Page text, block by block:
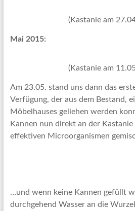
(Kastanie am
Mai 2015:
(Kastanie am
Am 23.05. stand uns dann das
Verfügung, der aus dem Bestand,
Möbelhauses geliehen werden
Kannen nun direkt an der
effektiven Microorganismen
…und wenn keine Kannen gefüllt
durchgehend Wasser an die